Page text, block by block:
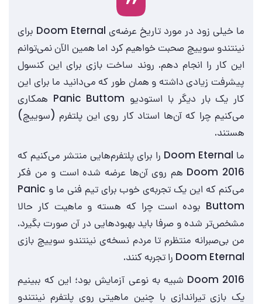
ما خیلی زود در مورد تاریخ عرضه‌ی Doom Eternal برای
نینتندو سوییچ صحبت خواهیم کرد اما همین الآن نمی‌توانم
این کار را انجام دهم. روند ساخت بازی برای این کنسول
پیشرفت زیادی داشته و همان طور که می‌دانید ما برای این
کار یک بار دیگر با استودیو Panic Buttom همکاری
می‌کنیم چرا که آن‌ها استاد کار روی این پلتفرم (سوییچ)
هستند.
ما Doom Eternal را برای پلتفرم‌هایی منتشر می‌کنیم که
Doom 2016 هم روی آن‌ها عرضه شده است و من فکر
می‌کنم که این یک تجربه‌ی خوب برای تیم فنی ما و Panic
Buttom بوده است چرا که هسته و ماهیت کار حالا
مشخص‌تر شده و صرفا باید بهبودهایی در آن صورت بگیرد.
من بی‌صبرانه منتظرم تا مردم نسخه‌ی نینتندو سوییچ بازی
Doom Eternal را تجربه کنند.
Doom 2016 شبیه به نوعی آزمایش بود؛ این که ببینیم
یک بازی تیراندازی با چنین ماهیتی روی پلتفرم نینتندو